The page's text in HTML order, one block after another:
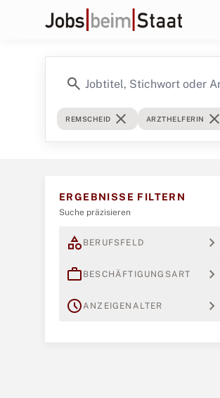
search
REMSCHEID close ARZTHELFERIN close
ERGEBNISSE FILTERN
Suche präzisieren
category BERUFSFELD expand_more
work BESCHÄFTIGUNGSART expand_more
scheduleANZEIGENALTER expand_more